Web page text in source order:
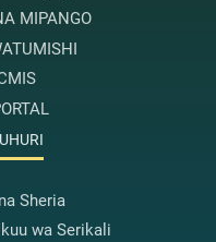
MIPANGO
Sheria
wa Serikali